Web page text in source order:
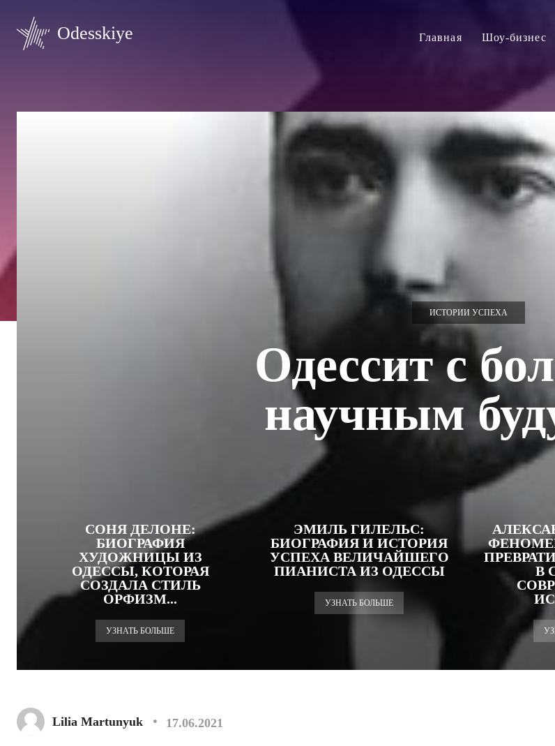
Odesskiye Главная Шоу-бизнес
ИСТОРИИ УСПЕХА
Одессит с
научным
СОНЯ ДЕЛОНЕ:
БИОГРАФИЯ
ХУДОЖНИЦЫ ИЗ
ОДЕССЫ, КОТОРАЯ
СОЗДАЛА СТИЛЬ
ОРФИЗМ...
УЗНАТЬ БОЛЬШЕ
ЭМИЛЬ ГИЛЕЛЬС:
БИОГРАФИЯ И ИСТОРИЯ
УСПЕХА ВЕЛИЧАЙШЕГО
ПИАНИСТА ИЗ ОДЕССЫ
УЗНАТЬ БОЛЬШЕ
В
Lilia Martunyuk 17.06.2021